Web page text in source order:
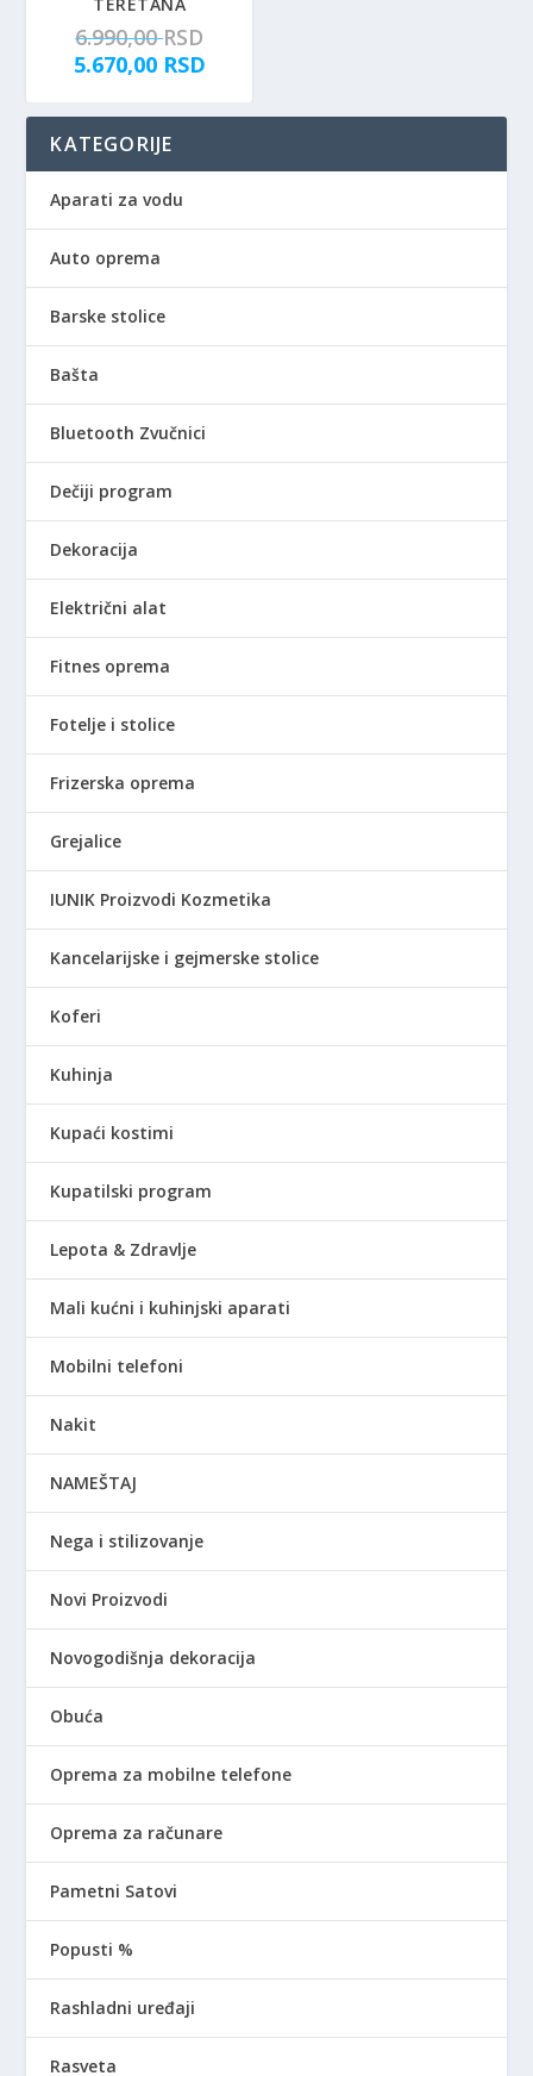
TERETANA
6.990,00RSD
r
g
n
l
a
j
e
l
:
.
9
,
D
.
5.670,00 RSDT
e
u
n
c
e
:
6
0
0
S
KATEGORIJE
Aparati za vodu
Auto oprema
Barske stolice
Bašta
Bluetooth Zvučnici
Dečiji program
Dekoracija
Električni alat
Fitnes oprema
Fotelje i stolice
Frizerska oprema
Grejalice
IUNIK Proizvodi Kozmetika
Kancelarijske i gejmerske stolice
Koferi
Kuhinja
Kupaći kostimi
Kupatilski program
Lepota & Zdravlje
Mali kućni i kuhinjski aparati
Mobilni telefoni
Nakit
NAMEŠTAJ
Nega i stilizovanje
Novi Proizvodi
Novogodišnja dekoracija
Obuća
Oprema za mobilne telefone
Oprema za računare
Pametni Satovi
Popusti %
Rashladni uređaji
Rasveta